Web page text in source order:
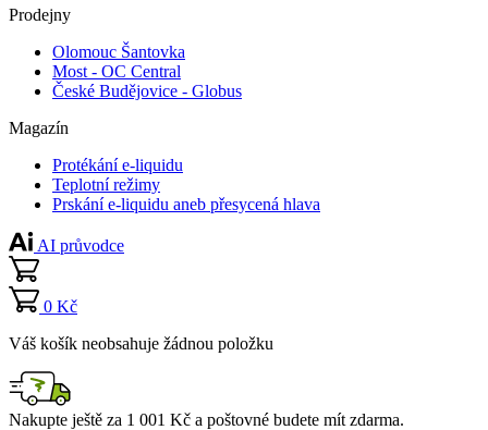
Prodejny
Olomouc Šantovka
Most - OC Central
České Budějovice - Globus
Magazín
Protékání e-liquidu
Teplotní režimy
Prskání e-liquidu aneb přesycená hlava
AI průvodce
0 Kč
Váš košík neobsahuje žádnou položku
Nakupte ještě za 1 001 Kč a poštovné budete mít zdarma.